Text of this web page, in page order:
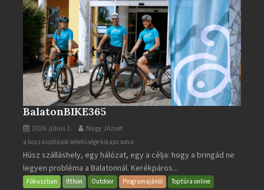
BalatonBIKE365
2026. július 1. Nagy József
BalatonBIKE365
bejegyzéshez
a hozzászólások lehetősége kikapcsolva
Húsz szálláshely, egy hálózat, egy a célja: hogy a bringád ne
legyen probléma a Balatonnál. Kerékpáros...
Fókuszban Itthon Outdoor Programajánló Toptúra online